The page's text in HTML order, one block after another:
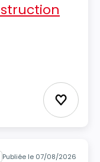
Ajouter
Publiée le 07/08/2026